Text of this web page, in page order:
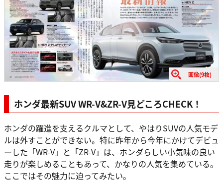
画像(9枚)
ホンダ最新SUV WR-V&ZR-V見どころCHECK！
ホンダの躍進を支えるクルマとして、やはりSUVの人気モデ
ルは外すことができない。特に昨年から今年にかけてデビュ
ーした「WR-V」と「ZR-V」は、ホンダらしい小気味の良い
走りが楽しめることもあって、かなりの人気を集めている。
ここではその魅力に迫ってみたい。